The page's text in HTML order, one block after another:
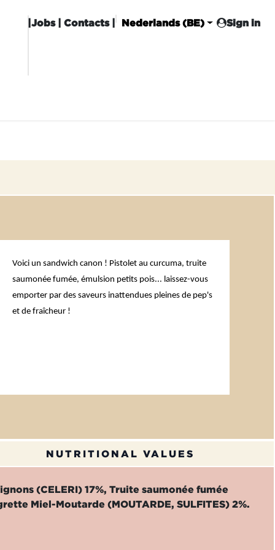
|Jobs| Contacts | Nederlands (BE) Sign in
Voici un sandwich canon ! Pistolet au curcuma, truite
saumonée fumée, émulsion petits pois... laissez-vous
emporter par des saveurs inattendues pleines de pep's
et de fraîcheur !
NUTRITIONAL VALUES
(CELERI) 17%, Truite saumonée fumée
Miel-Moutarde (MOUTARDE, SULFITES) 2%.